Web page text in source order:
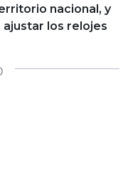
nacional, y
los relojes